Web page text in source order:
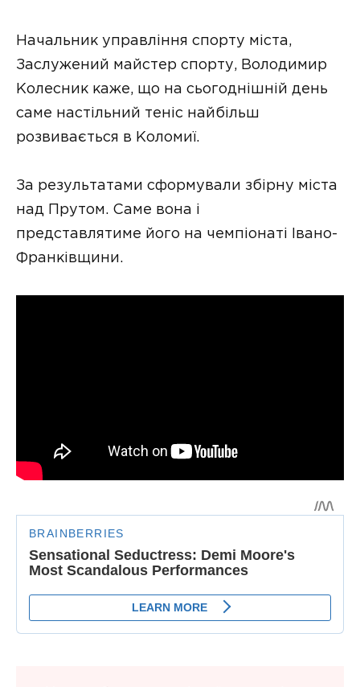
Начальник управління спорту міста,
Заслужений майстер спорту, Володимир
Колесник каже, що на сьогоднішній день
саме настільний теніс найбільш
розвивається в Коломиї.
За результатами сформували збірну міста
над Прутом. Саме вона і
представлятиме його на чемпіонаті Івано-
Франківщини.